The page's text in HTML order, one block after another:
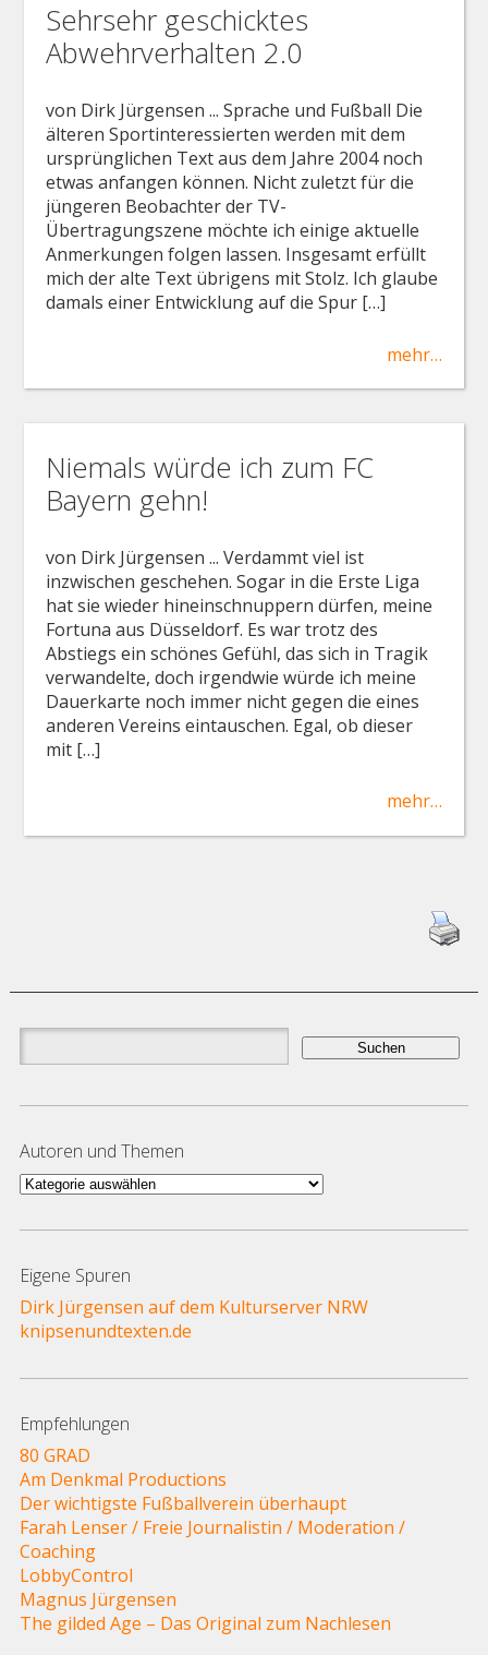
Sehrsehr geschicktes
Abwehrverhalten 2.0
von Dirk Jürgensen ... Sprache und Fußball Die
älteren Sportinteressierten werden mit dem
ursprünglichen Text aus dem Jahre 2004 noch
etwas anfangen können. Nicht zuletzt für die
jüngeren Beobachter der TV-
Übertragungszene möchte ich einige aktuelle
Anmerkungen folgen lassen. Insgesamt erfüllt
mich der alte Text übrigens mit Stolz. Ich glaube
damals einer Entwicklung auf die Spur […]
mehr…
Niemals würde ich zum FC
Bayern gehn!
von Dirk Jürgensen ... Verdammt viel ist
inzwischen geschehen. Sogar in die Erste Liga
hat sie wieder hineinschnuppern dürfen, meine
Fortuna aus Düsseldorf. Es war trotz des
Abstiegs ein schönes Gefühl, das sich in Tragik
verwandelte, doch irgendwie würde ich meine
Dauerkarte noch immer nicht gegen die eines
anderen Vereins eintauschen. Egal, ob dieser
mit […]
mehr…
Suchen
nach:
Autoren und Themen
Autoren
Themen
Eigene Spuren
Dirk Jürgensen auf dem Kulturserver NRW
knipsenundtexten.de
Empfehlungen
80 GRAD
Am Denkmal Productions
Der wichtigste Fußballverein überhaupt
Farah Lenser / Freie Journalistin / Moderation /
Coaching
LobbyControl
Magnus Jürgensen
The gilded Age – Das Original zum Nachlesen